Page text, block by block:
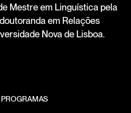
Mestre em Linguística pela
em Relações
Nova de Lisboa.